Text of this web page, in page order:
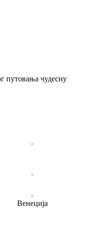
путовања чудесну
Венеција